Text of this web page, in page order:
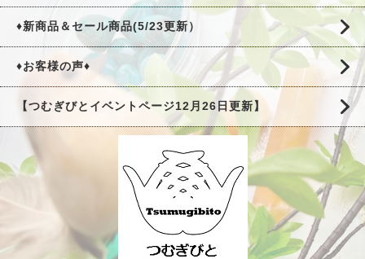
♦新商品＆セール商品(5/23更新）
♦お客様の声♦
【つむぎびとイベントページ12月26日更新】